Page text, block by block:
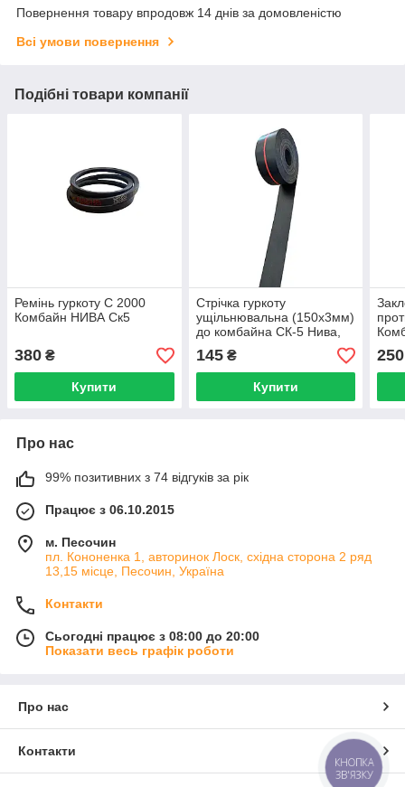
Повернення товару впродовж 14 днів за домовленістю
Всі умови повернення
Подібні товари компанії
Ремінь гуркоту С 2000
Комбайн НИВА Ск5
380 ₴
Купити
Стрічка гуркоту
ущільнювальна (150х3мм)
до комбайна СК-5 Нива,
ДОН-150, Єнісей, Полісся,
Акрос
145₴
Купити
250
Про нас
99% позитивних з 74 відгуків за рік
Працює з 06.10.2015
м. Песочин
пл. Кононенка 1, авторинок Лоск, східна сторона 2 ряд
13,15 місце, Песочин, Україна
Контакти
Сьогодні працює з 08:00 до 20:00
Показати весь графік роботи
Про нас
Контакти
КНОПКА
ЗВ'ЯЗКУ